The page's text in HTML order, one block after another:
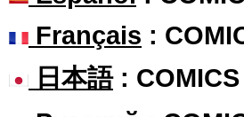
Français :
日本語: COMICS